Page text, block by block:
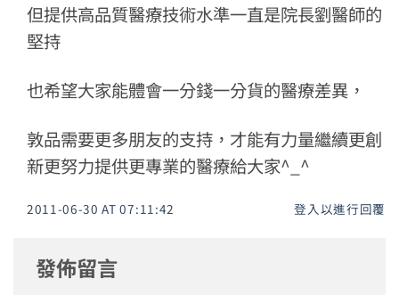
但提供高品質醫療技術水準一直是院長劉醫師的
堅持
也希望大家能體會一分錢一分貨的醫療差異，
敦品需要更多朋友的支持，才能有力量繼續更創
新更努力提供更專業的醫療給大家^_^
2011-06-30 AT 07:11:42 登入以進行回覆
發佈留言